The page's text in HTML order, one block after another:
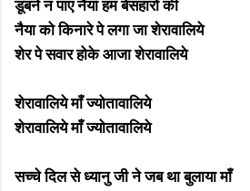
डूबने न पाए नैयां हम बेसहारों की
नैया को किनारे पे लगा जा शेरावालिये
शेर पे सवार होके आजा शेरावालिये
शेरावालिये माँ ज्योतावालिये
शेरावालिये माँ ज्योतावालिये
सच्चे दिल से ध्यानु जी ने जब था बुलाया माँ